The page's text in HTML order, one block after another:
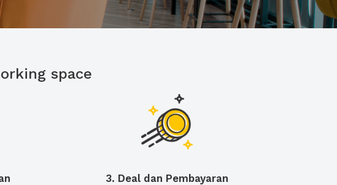
space
3. Deal dan Pembayaran